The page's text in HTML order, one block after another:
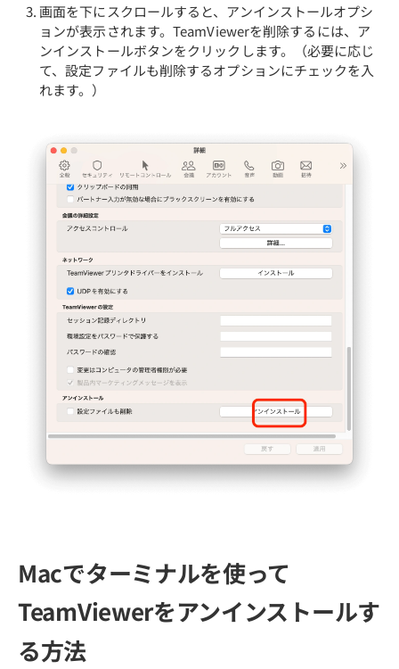
画面を下にスクロールすると、アンインストールオプシ
ョンが表示されます。TeamViewerを削除するには、ア
ンインストールボタンをクリックします。（必要に応じ
て、設定ファイルも削除するオプションにチェックを入
れます。）
Macでターミナルを使って
TeamViewerをアンインストールす
る方法